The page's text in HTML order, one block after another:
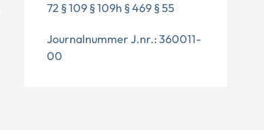
72 § 109 § 109h § 469 § 55
Journalnummer J.nr.: 360011-
00